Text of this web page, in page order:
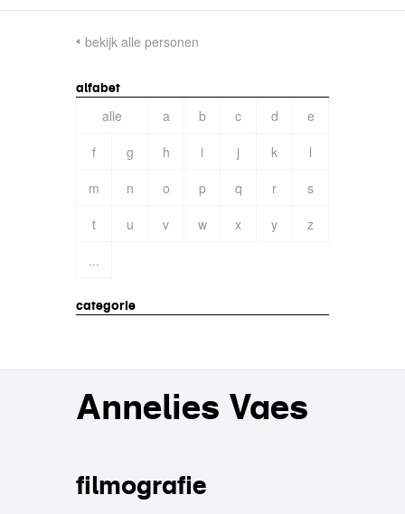
bekijk alle personen
alfabet
alle a b c d
e
f
g h i j k
l
m
n o p q r
s
t
u v w x y
z
...
categorie
Annelies Vaes
filmografie